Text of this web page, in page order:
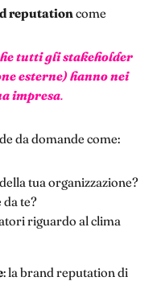
reputation come
tutti gli stakeholder
esterne) hanno nei
impresa.
da domande come:
tua organizzazione?
da te?
riguardo al clima
: la brand reputation di